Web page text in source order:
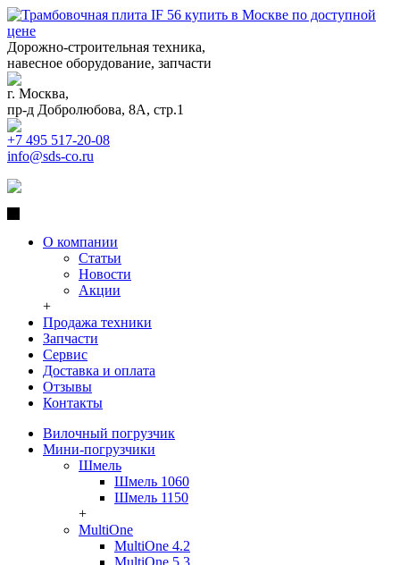
Дорожно-строительная техника,
навесное оборудование, запчасти
г. Москва,
пр-д Добролюбова, 8А, стр.1
+7 495 517-20-08
info@sds-co.ru
О компании
Статьи
Новости
Акции
+
Продажа техники
Запчасти
Сервис
Доставка и оплата
Отзывы
Контакты
Вилочный погрузчик
Мини-погрузчики
Шмель
Шмель 1060
Шмель 1150
+
MultiOne
MultiOne 4.2
MultiOne 5.3